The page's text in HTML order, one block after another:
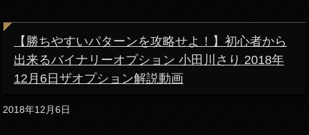
【勝ちやすいパターンを攻略せよ！】初心者から
出来るバイナリーオプション 小田川さり 2018年
12月6日ザオプション解説動画
2018年12月6日